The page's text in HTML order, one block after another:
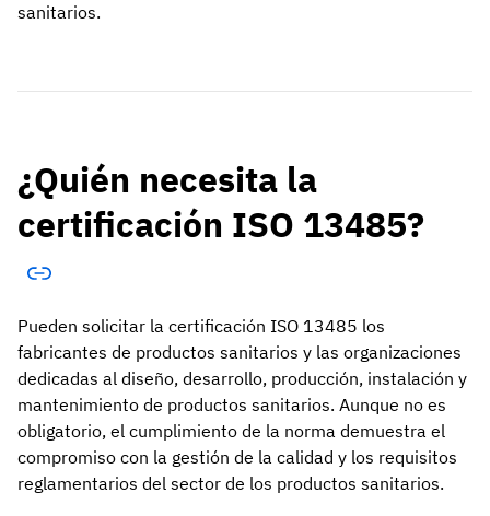
sanitarios.
¿Quién necesita la
certificación ISO 13485?
Pueden solicitar la certificación ISO 13485 los
fabricantes de productos sanitarios y las organizaciones
dedicadas al diseño, desarrollo, producción, instalación y
mantenimiento de productos sanitarios. Aunque no es
obligatorio, el cumplimiento de la norma demuestra el
compromiso con la gestión de la calidad y los requisitos
reglamentarios del sector de los productos sanitarios.